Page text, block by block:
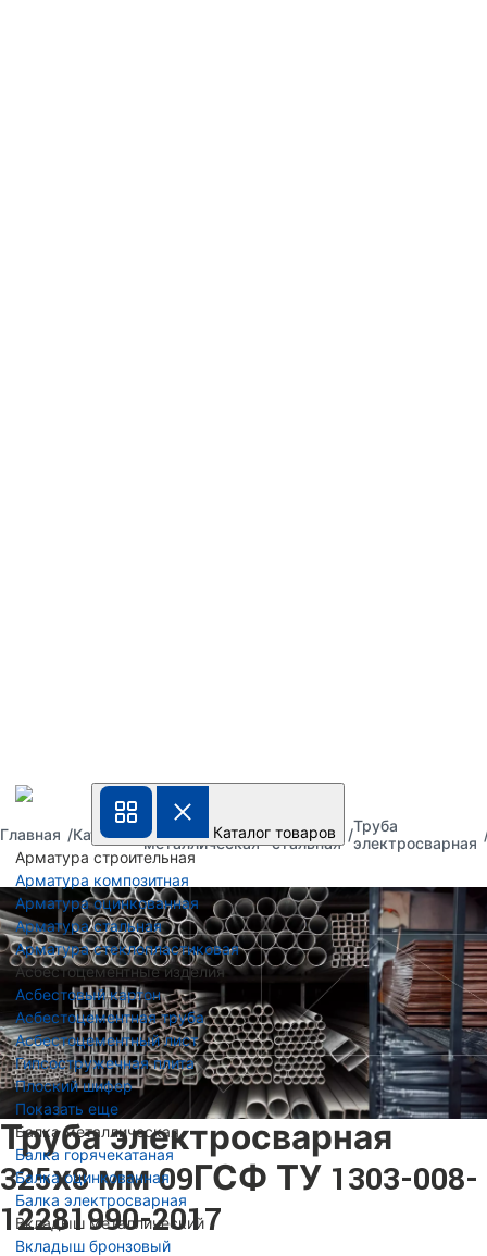
Каталог товаров
Арматура строительная
Арматура композитная
Арматура оцинкованная
Арматура стальная
Арматура стеклопластиковая
Асбестоцементные изделия
Асбестовый картон
Асбестоцементная труба
Асбестоцементный лист
Гипсостружечная плита
Плоский шифер
Показать еще
Балка металлическая
Балка горячекатаная
Балка оцинкованная
Балка электросварная
Вкладыш металлический
Вкладыш бронзовый
Главная Каталог
Труба
металлическая
Труба
стальная
Труба
электросварная
Труба электросварная
325х8 мм 09ГСФ ТУ 1303-008-
12281990-2017